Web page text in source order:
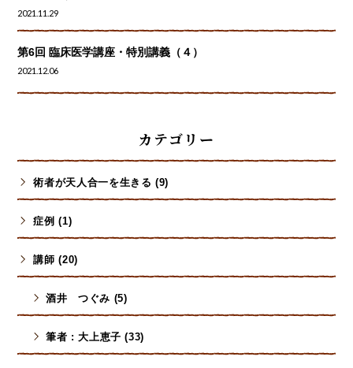
2021.11.29
第6回 臨床医学講座・特別講義（４）
2021.12.06
カテゴリー
術者が天人合一を生きる (9)
症例 (1)
講師 (20)
酒井 つぐみ (5)
筆者 : 大上恵子 (33)